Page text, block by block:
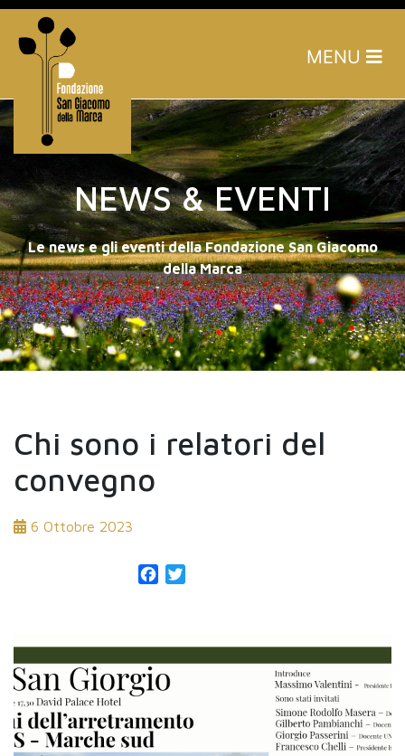
MENU
NEWS & EVENTI
Le news e gli eventi della Fondazione San Giacomo
della Marca
Chi sono i relatori del
convegno
6 Ottobre 2023
Facebook